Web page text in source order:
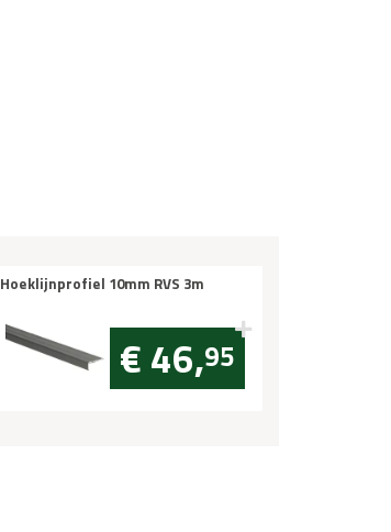
Hoeklijnprofiel 10mm RVS 3m
€ 46,95